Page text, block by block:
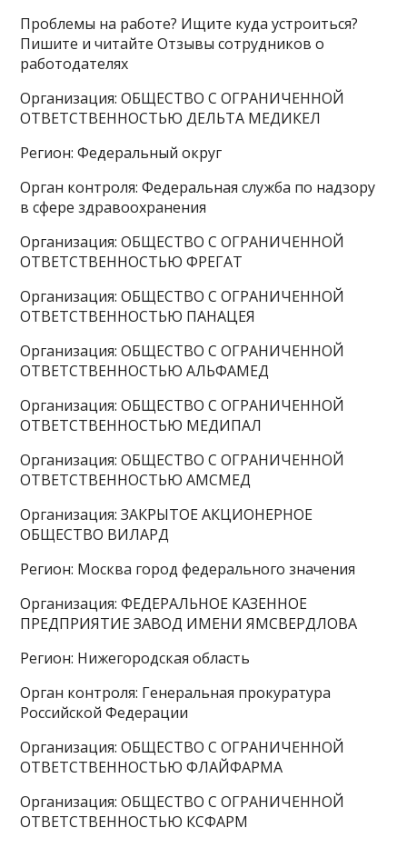
Проблемы на работе? Ищите куда устроиться?
Пишите и читайте Отзывы сотрудников о
работодателях
Организация: ОБЩЕСТВО С ОГРАНИЧЕННОЙ
ОТВЕТСТВЕННОСТЬЮ ДЕЛЬТА МЕДИКЕЛ
Регион: Федеральный округ
Орган контроля: Федеральная служба по надзору
в сфере здравоохранения
Организация: ОБЩЕСТВО С ОГРАНИЧЕННОЙ
ОТВЕТСТВЕННОСТЬЮ ФРЕГАТ
Организация: ОБЩЕСТВО С ОГРАНИЧЕННОЙ
ОТВЕТСТВЕННОСТЬЮ ПАНАЦЕЯ
Организация: ОБЩЕСТВО С ОГРАНИЧЕННОЙ
ОТВЕТСТВЕННОСТЬЮ АЛЬФАМЕД
Организация: ОБЩЕСТВО С ОГРАНИЧЕННОЙ
ОТВЕТСТВЕННОСТЬЮ МЕДИПАЛ
Организация: ОБЩЕСТВО С ОГРАНИЧЕННОЙ
ОТВЕТСТВЕННОСТЬЮ АМСМЕД
Организация: ЗАКРЫТОЕ АКЦИОНЕРНОЕ
ОБЩЕСТВО ВИЛАРД
Регион: Москва город федерального значения
Организация: ФЕДЕРАЛЬНОЕ КАЗЕННОЕ
ПРЕДПРИЯТИЕ ЗАВОД ИМЕНИ ЯМСВЕРДЛОВА
Регион: Нижегородская область
Орган контроля: Генеральная прокуратура
Российской Федерации
Организация: ОБЩЕСТВО С ОГРАНИЧЕННОЙ
ОТВЕТСТВЕННОСТЬЮ ФЛАЙФАРМА
Организация: ОБЩЕСТВО С ОГРАНИЧЕННОЙ
ОТВЕТСТВЕННОСТЬЮ КСФАРМ